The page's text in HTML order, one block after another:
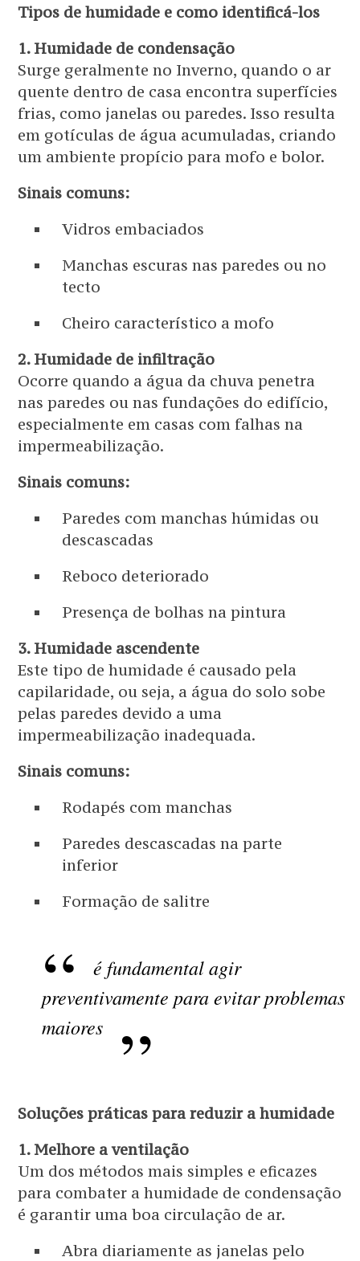
Tipos de humidade e como identificá-los
1. Humidade de condensação
Surge geralmente no Inverno, quando o ar
quente dentro de casa encontra superfícies
frias, como janelas ou paredes. Isso resulta
em gotículas de água acumuladas, criando
um ambiente propício para mofo e bolor.
Sinais comuns:
Vidros embaciados
Manchas escuras nas paredes ou no
tecto
Cheiro característico a mofo
2. Humidade de infiltração
Ocorre quando a água da chuva penetra
nas paredes ou nas fundações do edifício,
especialmente em casas com falhas na
impermeabilização.
Sinais comuns:
Paredes com manchas húmidas ou
descascadas
Reboco deteriorado
Presença de bolhas na pintura
3. Humidade ascendente
Este tipo de humidade é causado pela
capilaridade, ou seja, a água do solo sobe
pelas paredes devido a uma
impermeabilização inadequada.
Sinais comuns:
Rodapés com manchas
Paredes descascadas na parte
inferior
Formação de salitre
é fundamental agir
preventivamente para evitar problemas
maiores
Soluções práticas para reduzir a humidade
1. Melhore a ventilação
Um dos métodos mais simples e eficazes
para combater a humidade de condensação
é garantir uma boa circulação de ar.
Abra diariamente as janelas pelo